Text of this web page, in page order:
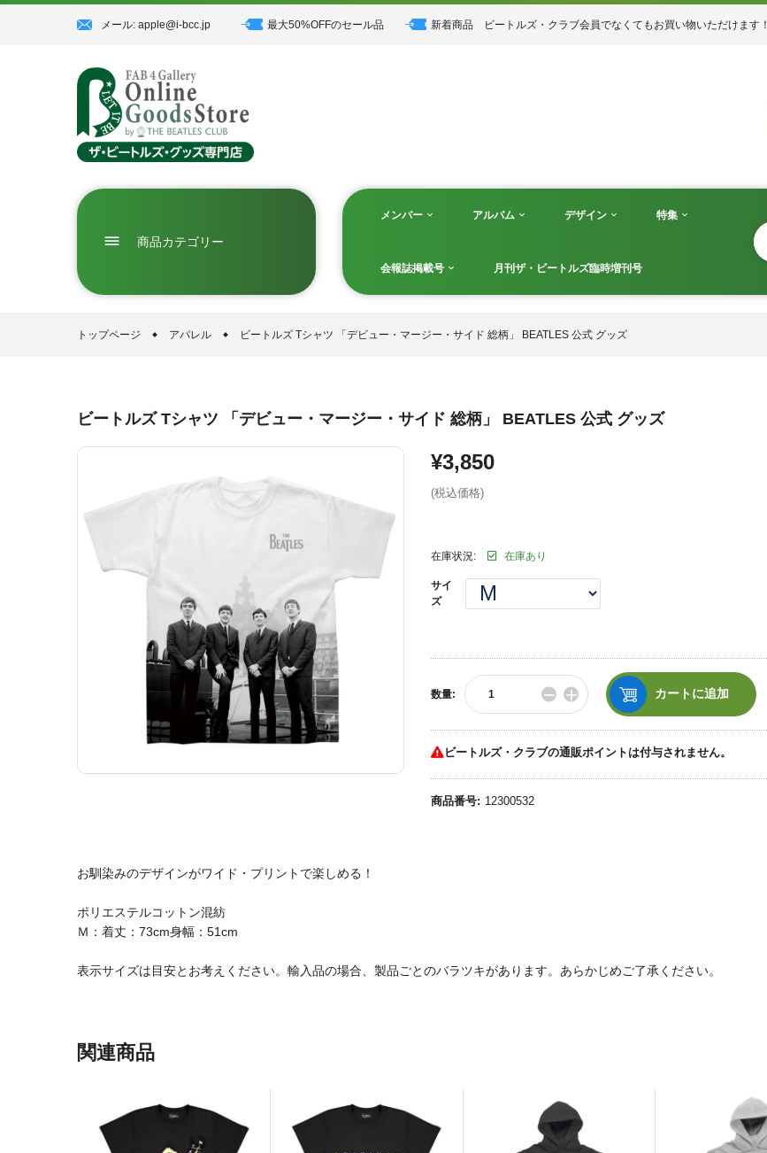
メール: apple@i-bcc.jp 最大50%OFFのセール品 新着商品 ビートルズ・クラブ会員でなくてもお買い物いただけます！
dehaze 商品カテゴリー
メンバー アルバム デザイン 特集
会報誌掲載号 月刊ザ・ビートルズ臨時増刊号
トップページ アパレル ビートルズ Tシャツ 「デビュー・マージー・サイド 総柄」 BEATLES 公式 グッズ
ビートルズ Tシャツ 「デビュー・マージー・サイド 総柄」 BEATLES 公式 グッズ
通
¥3,850
(税込価格)
在庫状況: 在庫あり
サイ
ズ
数量: −
数
量
を
減
す
+
数
量
を
増
す
カートに追加
ビートルズ・クラブの通販ポイントは付与されません。
商品番号: 12300532
お馴染みのデザインがワイド・プリントで楽しめる！
ポリエステルコットン混紡
Ｍ：着丈：73cm身幅：51cm
表示サイズは目安とお考えください。輸入品の場合、製品ごとのバラツキがあります。あらかじめご了承ください。
関連商品